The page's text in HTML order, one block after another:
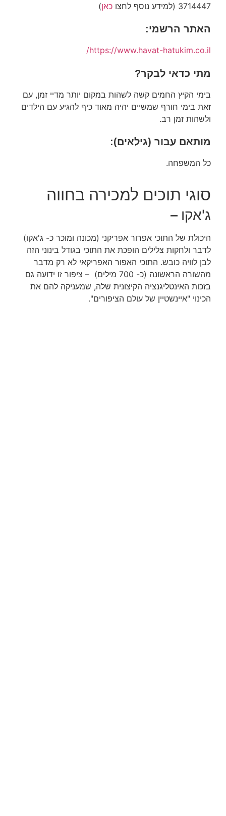
3714447 (למידע נוסף לחצו
כאן)
האתר הרשמי:
https://www.havat-hatukim.co.il/
מתי כדאי לבקר?
בימי הקיץ החמים קשה לשהות במקום יותר מדיי זמן, עם
זאת בימי חורף שמשיים יהיה מאוד כיף להגיע עם הילדים
ולשהות זמן רב.
מותאם עבור (גילאים):
כל המשפחה.
סוגי תוכים למכירה בחווה
ג'אקו –
היכולת של התוכי אפרור אפריקני (מכונה ומוכר כ- ג'אקו)
לדבר ולחקות צלילים הופכת את התוכי בגודל בינוני הזה
לבן לוויה כובש. התוכי האפור האפריקאי לא רק מדבר
מהשורה הראשונה (כ- 700 מילים)
– ציפור זו ידועה גם
בזכות האינטליגנציה הקיצונית שלה, שמעניקה להם את
הכינוי "איינשטיין של עולם הציפורים".